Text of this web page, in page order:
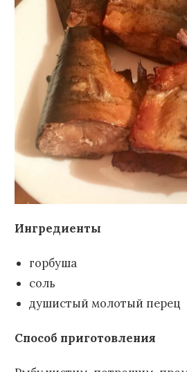
Ингредиенты
горбуша
соль
душистый молотый перец
Способ приготовления